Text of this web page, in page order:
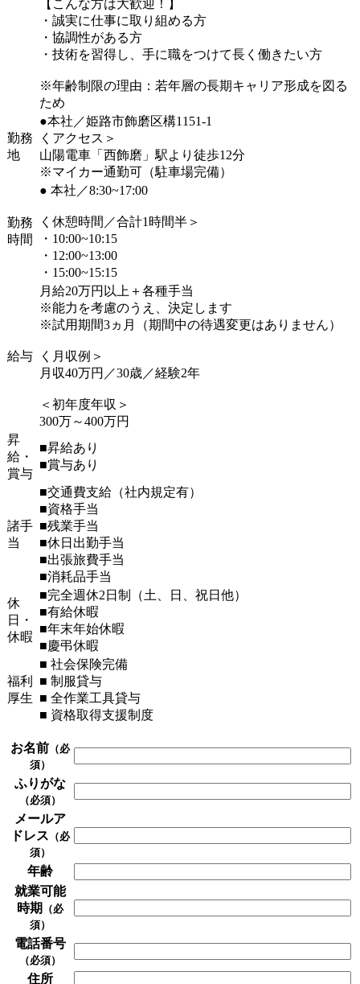
【こんな方は大歓迎！】
・誠実に仕事に取り組める方
・協調性がある方
・技術を習得し、手に職をつけて長く働きたい方
※年齢制限の理由：若年層の長期キャリア形成を図る
ため
勤務
地
●本社／姫路市飾磨区構1151-1
くアクセス＞
山陽電車「西飾磨」駅より徒歩12分
※マイカー通勤可（駐車場完備）
勤務
時間
● 本社／8:30~17:00
く休憩時間／合計1時間半＞
・10:00~10:15
・12:00~13:00
・15:00~15:15
給与
月給20万円以上＋各種手当
※能力を考慮のうえ、決定します
※試用期間3ヵ月（期間中の待遇変更はありません）
く月収例＞
月収40万円／30歳／経験2年
＜初年度年収＞
300万～400万円
昇
給・
賞与
■昇給あり
■賞与あり
諸手
当
■交通費支給（社内規定有）
■資格手当
■残業手当
■休日出勤手当
■出張旅費手当
■消耗品手当
休
日・
休暇
■完全週休2日制（土、日、祝日他）
■有給休暇
■年末年始休暇
■慶弔休暇
福利
厚生
■ 社会保険完備
■ 制服貸与
■ 全作業工具貸与
■ 資格取得支援制度
お名前（必
須）
ふりがな
（必須）
メールア
ドレス （必
須）
年齢
就業可能
時期 （必
須）
電話番号
（必須）
住所